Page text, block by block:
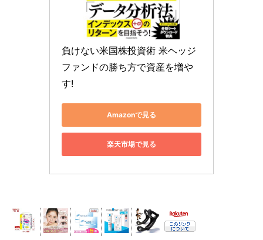
負けない米国株投資術 米ヘッジ
ファンドの勝ち方で資産を増や
す!
Amazonで見る
楽天市場で見る